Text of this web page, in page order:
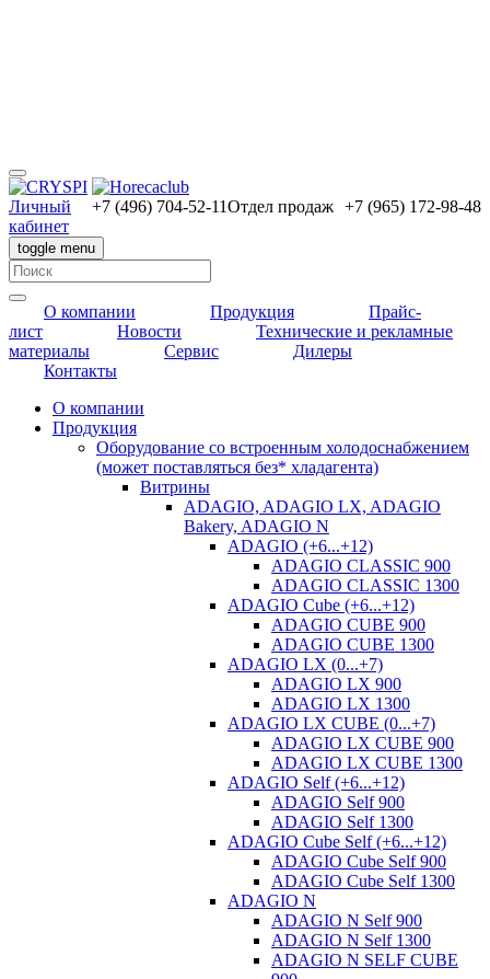
Личный
кабинет
+7 (496) 704-52-11Отдел продаж +7 (965) 172-98-48
toggle menu
О компании Продукция
Прайс-
лист
Новости
Технические и рекламные
материалы
Сервис
Дилеры
Контакты
О компании
Продукция
Оборудование со встроенным холодоснабжением
(может поставляться без* хладагента)
Витрины
ADAGIO, ADAGIO LX, ADAGIO
Bakery, ADAGIO N
ADAGIO (+6...+12)
ADAGIO CLASSIC 900
ADAGIO CLASSIC 1300
ADAGIO Cube (+6...+12)
ADAGIO CUBE 900
ADAGIO CUBE 1300
ADAGIO LX (0...+7)
ADAGIO LX 900
ADAGIO LX 1300
ADAGIO LX CUBE (0...+7)
ADAGIO LX CUBE 900
ADAGIO LX CUBE 1300
ADAGIO Self (+6...+12)
ADAGIO Self 900
ADAGIO Self 1300
ADAGIO Cube Self (+6...+12)
ADAGIO Cube Self 900
ADAGIO Cube Self 1300
ADAGIO N
ADAGIO N Self 900
ADAGIO N Self 1300
ADAGIO N SELF CUBE